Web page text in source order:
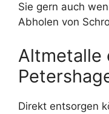
Sie gern auch
Abholen von
Altmetalle
Direkt entsorgen